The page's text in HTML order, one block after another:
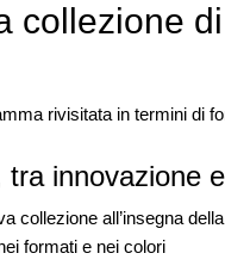
collezione
rivisitata in termini di
innovazione
collezione all’insegna
formati e nei colori
infrastrutture è legge, le
speciale